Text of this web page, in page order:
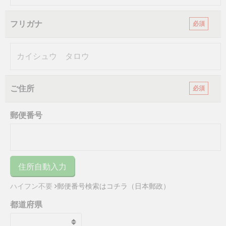
フリガナ 必須
ご住所 必須
郵便番号
ハイフン不要 郵便番号検索はコチラ（日本郵政）
都道府県